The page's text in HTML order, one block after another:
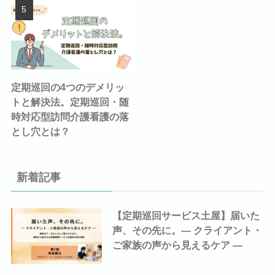
定期巡回の4つのデメリッ
トと解決法。定期巡回・随
時対応型訪問介護看護の落
とし穴とは？
新着記事
【定期巡回サービス土屋】届いた
声、その先に。― クライアント・
ご家族の声から見えるケア ―